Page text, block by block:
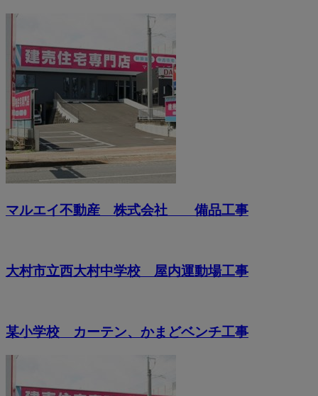
マルエイ不動産 株式会社 備品工事
大村市立西大村中学校 屋内運動場工事
某小学校 カーテン、かまどベンチ工事